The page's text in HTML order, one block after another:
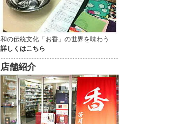
和の伝統文化「お香」の世界を味わう
詳しくはこちら
………………………………………………………………
店舗紹介